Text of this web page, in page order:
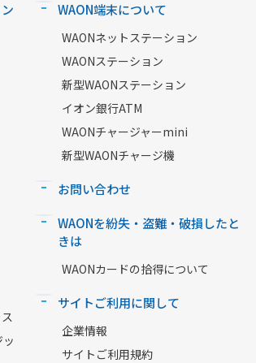
WAON端末について
WAONネットステーション
WAONステーション
新型WAONステーション
イオン銀行ATM
WAONチャージャーmini
新型WAONチャージ機
お問い合わせ
WAONを紛失・盗難・破損したと
きは
WAONカードの拾得について
サイトご利用に関して
企業情報
サイトご利用規約